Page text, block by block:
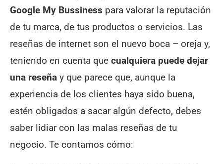
Google My Bussiness para valorar la reputación
de tu marca, de tus productos o servicios. Las
reseñas de internet son el nuevo boca – oreja y,
teniendo en cuenta que cualquiera puede dejar
una reseña y que parece que, aunque la
experiencia de los clientes haya sido buena,
estén obligados a sacar algún defecto, debes
saber lidiar con las malas reseñas de tu
negocio. Te contamos cómo: